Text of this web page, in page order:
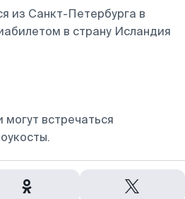
из Санкт-Петербурга в
в страну Исландия
встречаться